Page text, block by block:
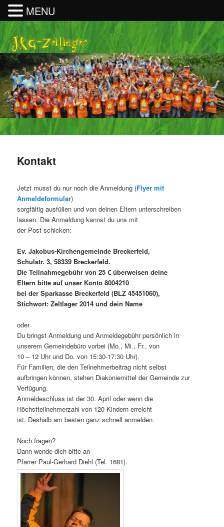
Kontakt
Jetzt musst du nur noch die Anmeldung (Flyer mit
Anmeldeformular)
sorgfältig ausfüllen und von deinen Eltern unterschreiben
lassen. Die Anmeldung kannst du uns mit
der Post schicken:
Ev. Jakobus-Kirchengemeinde Breckerfeld,
Schulstr. 3, 58339 Breckerfeld.
Die Teilnahmegebühr von 25 € überweisen deine
Eltern bitte auf unser Konto 8004210
bei der Sparkasse Breckerfeld (BLZ 45451060),
Stichwort: Zeltlager 2014 und dein Name
oder
Du bringst Anmeldung und Anmeldegebühr persönlich in
unserem Gemeindebüro vorbei (Mo., Mi., Fr., von
10 – 12 Uhr und Do. von 15:30-17:30 Uhr).
Für Familien, die den Teilnehmerbeitrag nicht selbst
aufbringen können, stehen Diakoniemittel der Gemeinde zur
Verfügung.
Anmeldeschluss ist der 30. April oder wenn die
Höchstteilnehmerzahl von 120 Kindern erreicht
ist. Deshalb am besten ganz schnell anmelden.
Noch fragen?
Dann wende dich bitte an
Pfarrer Paul-Gerhard Diehl (Tel. 1681).
MENU